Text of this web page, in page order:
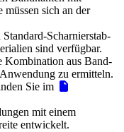
sich an der
Scharnierstab-
sind verfügbar.
Kombination aus Band-
zu ermitteln.
Sie im
mit einem
entwickelt.